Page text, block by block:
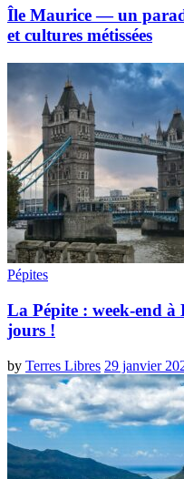
Île Maurice — un
et cultures métissées
Pépites
La Pépite : week-end à
jours !
by Terres Libres 29 janvier